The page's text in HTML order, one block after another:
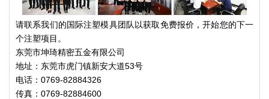
请联系我们的国际注塑模具团队以获取免费报价，开始您的下一
个注塑项目。
东莞市坤琦精密五金有限公司
地址：东莞市虎门镇新安大道53号
电话：0769-82884326
传真：0769-82884600